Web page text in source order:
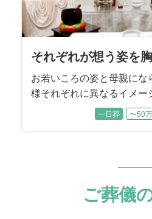
それぞれが想う姿を
お若いころの姿と母親にな
様それぞれに異なるイメー
各時代のお姿をそれぞれに
ら、故人様を振り返ってい
一日葬 〜50
ご葬儀